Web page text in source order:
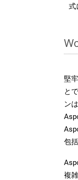
式
堅
と
ン
包
複